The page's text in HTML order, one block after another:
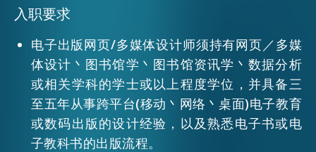
关于我们
联络我们
EN 繁 简
入职要求
电子出版网页/多媒体设计师须持有网页／多媒
体设计丶图书馆学丶图书馆资讯学丶数据分析
或相关学科的学士或以上程度学位，并具备三
至五年从事跨平台(移动丶网络丶桌面)电子教育
或数码出版的设计经验，以及熟悉电子书或电
子教科书的出版流程。